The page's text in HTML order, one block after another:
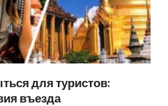
для туристов:
въезда